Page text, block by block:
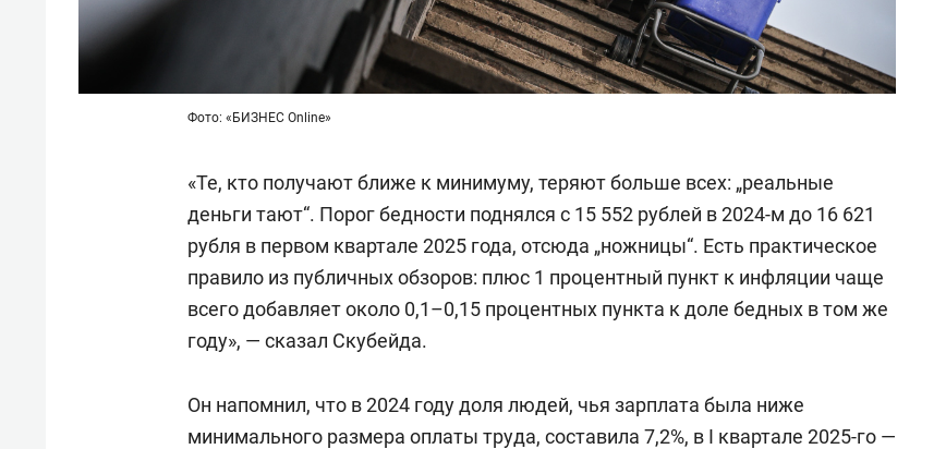
Фото: «БИЗНЕС Online»
«Те, кто получают ближе к минимуму, теряют больше всех: „реальные
деньги тают“. Порог бедности поднялся с 15 552 рублей в 2024-м до 16 621
рубля в первом квартале 2025 года, отсюда „ножницы“. Есть практическое
правило из публичных обзоров: плюс 1 процентный пункт к инфляции чаще
всего добавляет около 0,1–0,15 процентных пункта к доле бедных в том же
году», — сказал Скубейда.
Он напомнил, что в 2024 году доля людей, чья зарплата была ниже
минимального размера оплаты труда, составила 7,2%, в I квартале 2025-го —